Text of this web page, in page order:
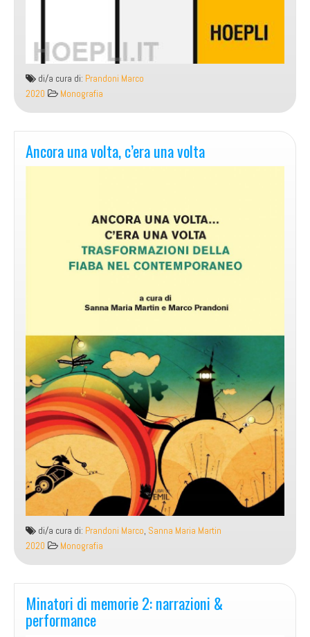
di/a cura di: Prandoni Marco
2020
Monografia
Ancora una volta, c’era una volta
di/a cura di: Prandoni Marco, Sanna Maria Martin
2020
Monografia
Minatori di memorie 2: narrazioni &
performance